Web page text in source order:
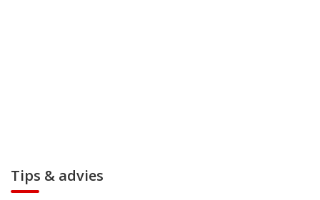
Tips & advies